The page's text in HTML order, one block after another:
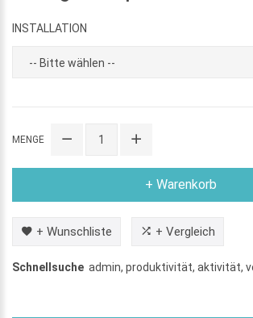
INSTALLATION
MENGE
+ Warenkorb
+ Wunschliste + Vergleich
Schnellsuche admin, produktivität, aktivität,